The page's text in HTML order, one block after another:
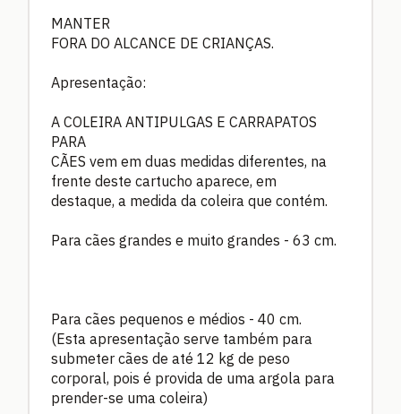
MANTER
FORA DO ALCANCE DE CRIANÇAS.
Apresentação:
A COLEIRA ANTIPULGAS E CARRAPATOS
PARA
CÃES vem em duas medidas diferentes, na
frente deste cartucho aparece, em
destaque, a medida da coleira que contém.
Para cães grandes e muito grandes - 63 cm.
Para cães pequenos e médios - 40 cm.
(Esta apresentação serve também para
submeter cães de até 12 kg de peso
corporal, pois é provida de uma argola para
prender-se uma coleira)